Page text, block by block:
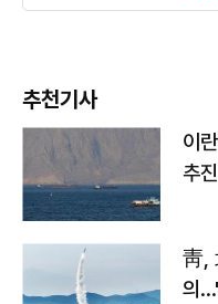
추천기사
이
추
靑,
의